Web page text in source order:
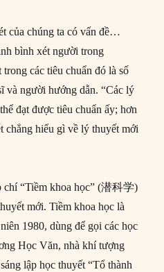
của chúng ta có vấn đề…
bình xét người trong
các tiêu chuẩn đó là số
và người hướng dẫn. “Các lý
đạt được tiêu chuẩn ấy; hơn
chẳng hiểu gì về lý thuyết mới
“Tiềm khoa học” (潜科学)
mới. Tiềm khoa học là
1980, dùng để gọi các học
Học Văn, nhà khí tượng
lập học thuyết “Tổ thành